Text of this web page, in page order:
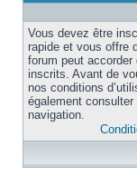
Vous devez être
rapide et vous offre
forum peut
inscrits. Avant de
nos conditions
également
navigation.